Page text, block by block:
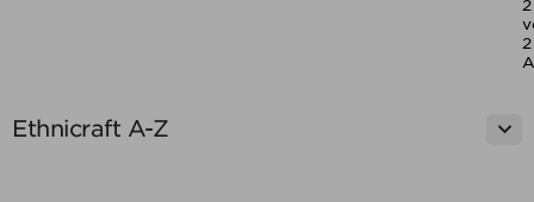
Ethnicraft A-Z 
2
2